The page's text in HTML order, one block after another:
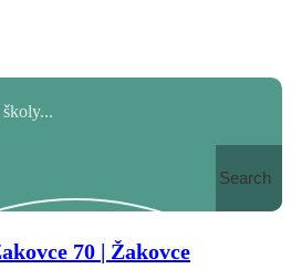
Search
70 | Žakovce